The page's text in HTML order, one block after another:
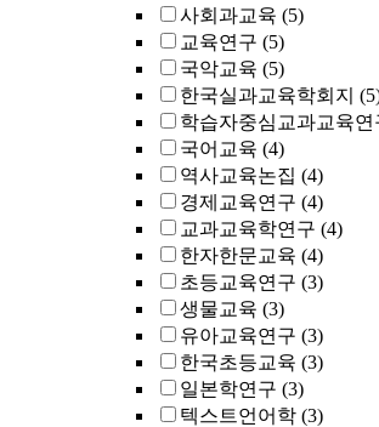
사회과교육 (5)
교육연구 (5)
국악교육 (5)
한국실과교육학회지
학습자중심교과교육연
국어교육 (4)
역사교육논집 (4)
경제교육연구 (4)
교과교육학연구 (4)
한자한문교육 (4)
초등교육연구 (3)
생물교육 (3)
유아교육연구 (3)
한국초등교육 (3)
일본학연구 (3)
텍스트언어학 (3)